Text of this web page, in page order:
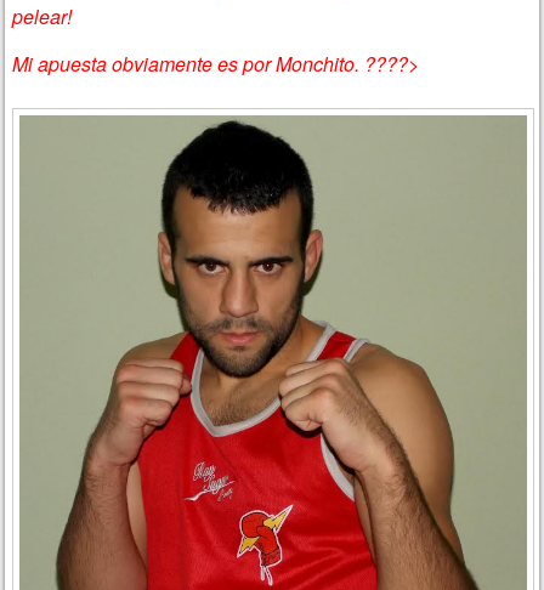
pelear!
Mi apuesta obviamente es por Monchito. ????>